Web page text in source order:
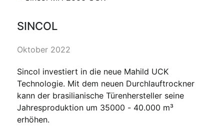
SINCOL
Oktober 2022
Sincol investiert in die neue Mahild UCK
Technologie. Mit dem neuen Durchlauftrockner
kann der brasilianische Türenhersteller seine
Jahresproduktion um 35000 - 40.000 m³
erhöhen.